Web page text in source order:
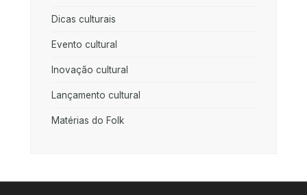
Dicas culturais
Evento cultural
Inovação cultural
Lançamento cultural
Matérias do Folk